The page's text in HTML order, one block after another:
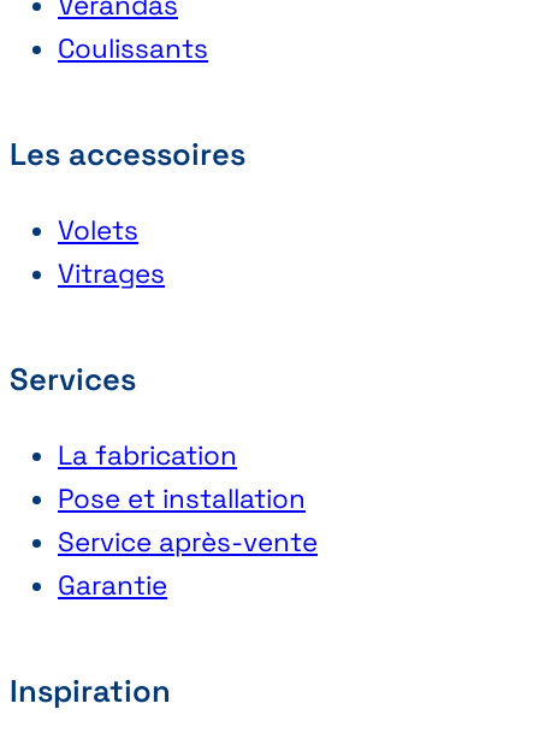
Coulissants
Les accessoires
Volets
Vitrages
Services
La fabrication
Pose et installation
Service après-vente
Garantie
Inspiration